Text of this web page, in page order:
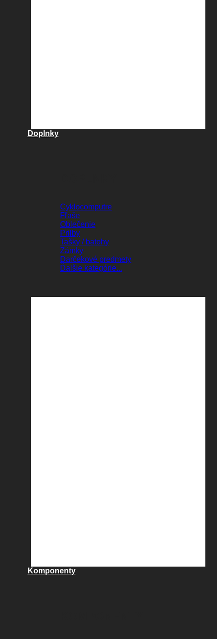
Doplnky
Cyklocomputre
Fľaše
Oblečenie
Prilby
Tašky / batohy
Zámky
Darčekové predmety
Ďalšie kategórie...
Komponenty